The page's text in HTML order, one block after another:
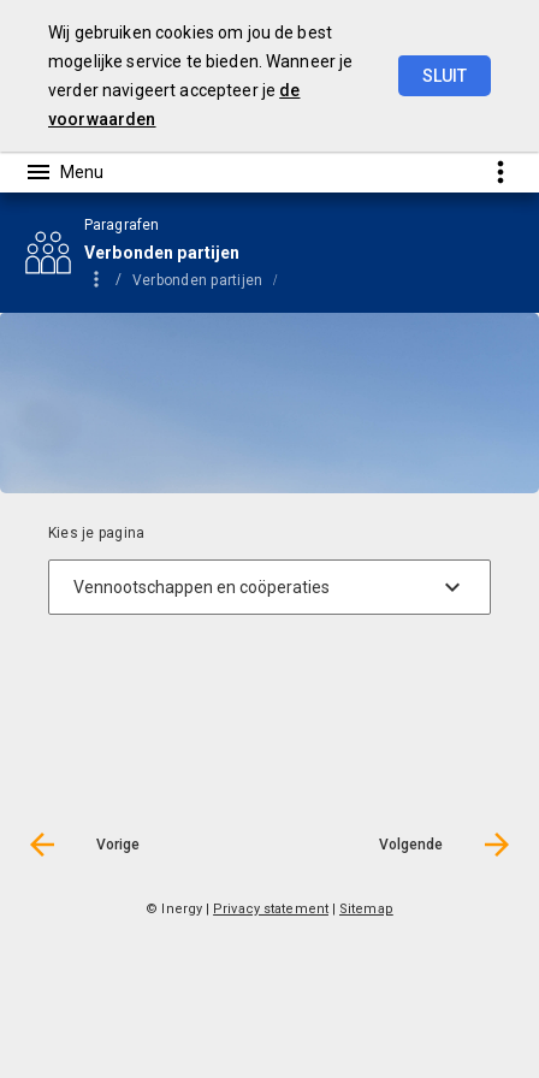
Wij gebruiken cookies om jou de best
mogelijke service te bieden. Wanneer je
verder navigeert accepteer je de
voorwaarden
SLUIT
Paragrafen
Verbonden partijen
Verbonden partijen
Vennootschappen en coöperaties
Vorige Volgende
© Inergy | Privacy statement| Sitemap